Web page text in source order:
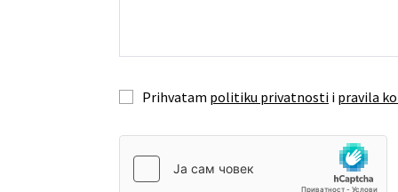
Prihvatam politiku privatnosti i pravila